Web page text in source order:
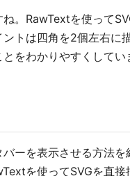
。RawTextを使って
ントは四角を2個左右に
をわかりやすくしてい
ーを表示させる方法を
を使ってSVGを直